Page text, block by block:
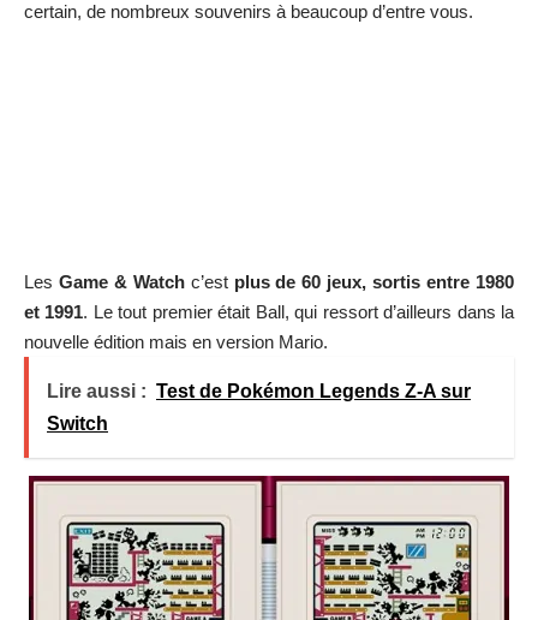
certain, de nombreux souvenirs à beaucoup d’entre vous.
Les Game & Watchc’est plus de 60 jeux, sortis entre 1980
et 1991. Le tout premier était Ball, qui ressort d’ailleurs dans la
nouvelle édition mais en version Mario.
Lire aussi : Test de Pokémon Legends Z-A sur
Switch